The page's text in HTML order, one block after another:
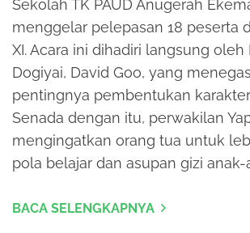
Sekolah TK PAUD Anugerah
menggelar pelepasan 18 peserta
XI. Acara ini dihadiri langsung oleh
Dogiyai, David Goo, yang
pentingnya pembentukan
Senada dengan itu, perwakilan
mengingatkan orang tua untuk
pola belajar dan asupan gizi
BACA SELENGKAPNYA